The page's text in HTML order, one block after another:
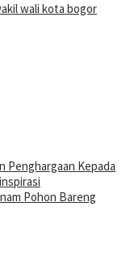
wali kota bogor
Penghargaan Kepada
Pohon Bareng